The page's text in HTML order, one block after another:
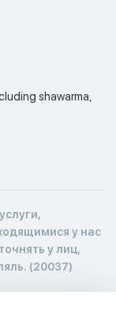
shawarma,
у нас
у лиц,
(20037)